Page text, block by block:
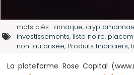
mots clés : arnaque,
investissements, liste noire,
non-autorisée, Produits financiers,
La plateforme Rose Capital